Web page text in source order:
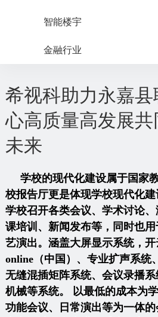
智能楼宇
金融行业
希视科助力永嘉县
心高质量高发展
未来
学校的现代化建设属于国家
校报告厅更是体现学校现代化
学校召开各类会议、学术讨论
课培训、新闻发布等，同时也
艺演出。涵盖大屏显示系统，
online（中国）、专业扩声系统
无缝混插矩阵系统、会议录播
机械等系统。 以最低的成本为
功能会议、日常演出等为一体